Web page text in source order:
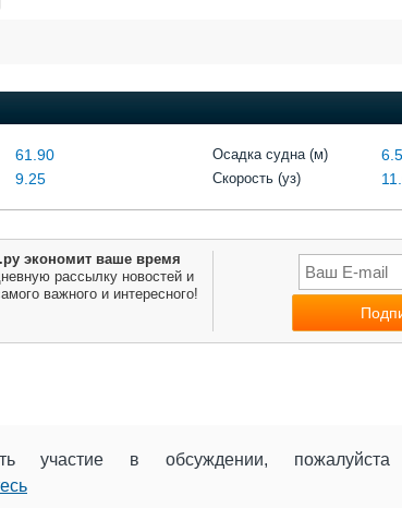
61.90
9.25
Осадка судна (м)
Скорость (уз)
экономит ваше время
рассылку новостей и
важного и интересного!
участие в обсуждении,